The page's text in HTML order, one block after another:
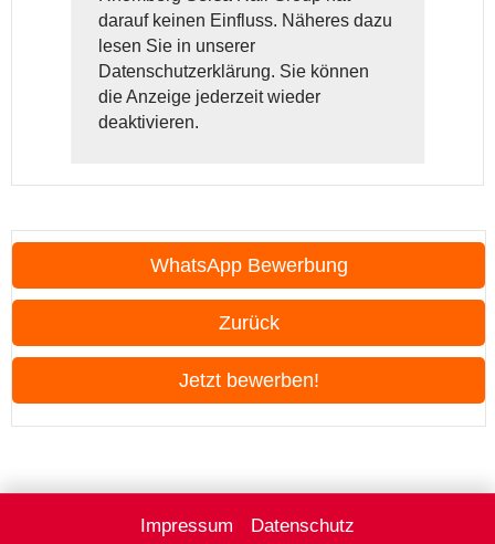
WhatsApp Bewerbung
Zurück
Jetzt bewerben!
darauf keinen Einfluss. Näheres dazu
lesen Sie in unserer
Datenschutzerklärung. Sie können
die Anzeige jederzeit wieder
deaktivieren.
Impressum Datenschutz